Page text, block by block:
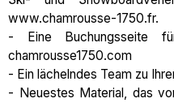
www.chamrousse-1750.fr.
- Eine Buchungsseite
chamrousse1750.com
- Ein lächelndes Team zu
- Neuestes Material, das